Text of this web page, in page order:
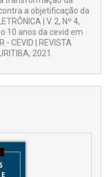
a objetificação da
| V. 2, Nº 4,
10 anos da cevid em
CEVID | REVISTA
2021.